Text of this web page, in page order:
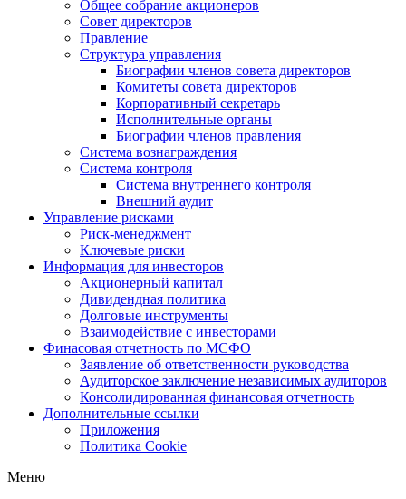
Общее собрание акционеров
Совет директоров
Правление
Структура управления
Биографии членов совета директоров
Комитеты совета директоров
Корпоративный секретарь
Исполнительные органы
Биографии членов правления
Система вознаграждения
Система контроля
Система внутреннего контроля
Внешний аудит
Управление рисками
Риск-менеджмент
Ключевые риски
Информация для инвесторов
Акционерный капитал
Дивидендная политика
Долговые инструменты
Взаимодействие с инвеcторами
Финасовая отчетность по МСФО
Заявление об ответственности руководства
Аудиторское заключение независимых аудиторов
Консолидированная финансовая отчетность
Дополнительные ссылки
Приложения
Политика Cookie
Меню